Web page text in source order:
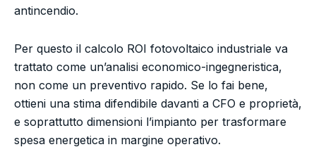
antincendio.
Per questo il calcolo ROI fotovoltaico industriale va
trattato come un’analisi economico-ingegneristica,
non come un preventivo rapido. Se lo fai bene,
ottieni una stima difendibile davanti a CFO e proprietà,
e soprattutto dimensioni l’impianto per trasformare
spesa energetica in margine operativo.